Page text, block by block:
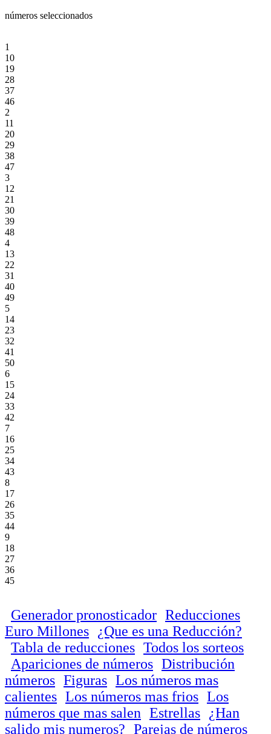
números seleccionados
1
10
19
28
37
46
2
11
20
29
38
47
3
12
21
30
39
48
4
13
22
31
40
49
5
14
23
32
41
50
6
15
24
33
42
7
16
25
34
43
8
17
26
35
44
9
18
27
36
45
Generador pronosticador Reducciones
Euro Millones
¿Que es una Reducción?
Tabla de reducciones Todos los sorteos
Apariciones de números Distribución
números Figuras Los números mas
calientes Los números mas frios Los
números que mas salen Estrellas
¿Han
salido mis numeros? Parejas de números